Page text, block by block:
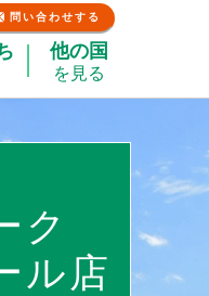
他の国
を見る
問い合わせする
ク
ル店